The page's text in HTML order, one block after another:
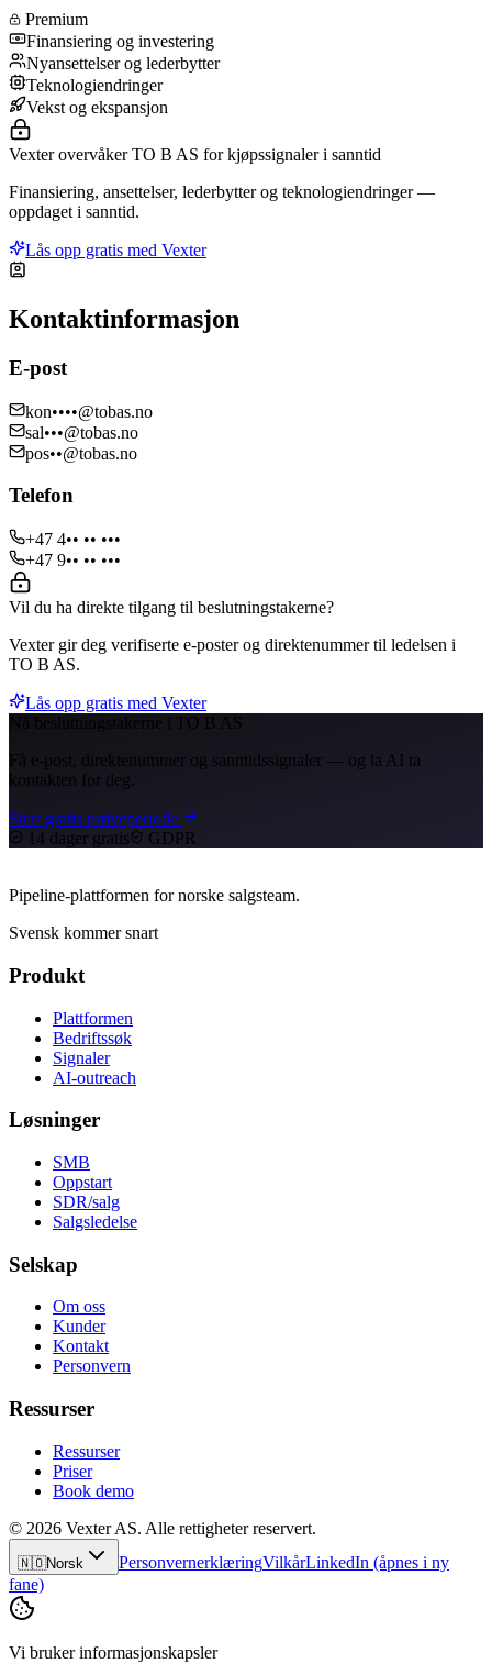
Premium
Finansiering og investering
Nyansettelser og lederbytter
Teknologiendringer
Vekst og ekspansjon
Vexter overvåker TO B AS for kjøpssignaler i sanntid
Finansiering, ansettelser, lederbytter og teknologiendringer —
oppdaget i sanntid.
Lås opp gratis med Vexter
Kontaktinformasjon
E-post
kon••••@tobas.no
sal•••@tobas.no
pos••@tobas.no
Telefon
+47 4•• •• •••
+47 9•• •• •••
Vil du ha direkte tilgang til beslutningstakerne?
Vexter gir deg verifiserte e-poster og direktenummer til ledelsen i
TO B AS.
Lås opp gratis med Vexter
Nå beslutningstakerne i TO B AS
Få e-post, direktenummer og sanntidssignaler — og la AI ta
kontakten for deg.
Start gratis prøveperiode
14 dager gratis
GDPR
Pipeline-plattformen for norske salgsteam.
Svensk kommer snart
Produkt
Plattformen
Bedriftssøk
Signaler
AI-outreach
Løsninger
SMB
Oppstart
SDR/salg
Salgsledelse
Selskap
Om oss
Kunder
Kontakt
Personvern
Ressurser
Ressurser
Priser
Book demo
© 2026 Vexter AS. Alle rettigheter reservert.
🇳🇴Norsk PersonvernerklæringVilkårLinkedIn (åpnes i ny
fane)
Vi bruker informasjonskapsler